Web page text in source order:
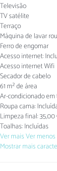
Televisão
TV satélite
Terraço
Máquina de lavar
Ferro de engomar
Acesso internet:
Acesso internetWifi
Secador de cabelo
61 m² de área
Ar-condicionado
Roupa cama:
Limpeza final:
Toalhas: Incluídas
Ver maisVer menos
Mostrar mais